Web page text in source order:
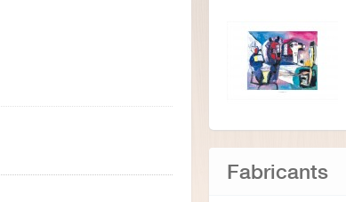
Fabricants